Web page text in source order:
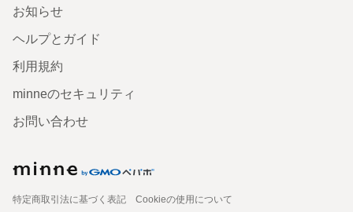
お知らせ
ヘルプとガイド
利用規約
minneのセキュリティ
お問い合わせ
特定商取引法に基づく表記
Cookieの使用について